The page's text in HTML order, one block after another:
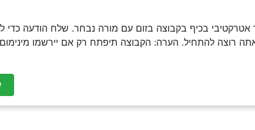
בכיף בקבוצה בזום עם מורה נבחר. שלח הודעה כדי
רוצה להתחיל. הערה: הקבוצה תיפתח רק אם יירשמו